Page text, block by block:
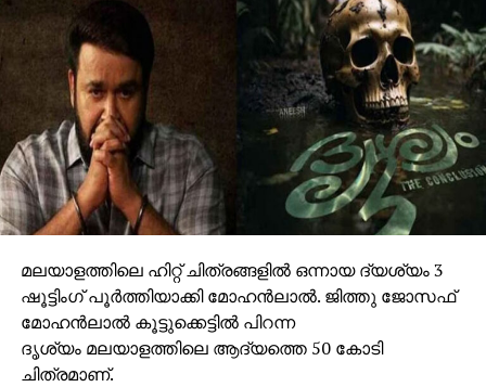
മലയാളത്തിലെ ഹിറ്റ് ചിത്രങ്ങളില്‍ ഒന്നായ ദ്യശ്യം 3
ഷൂട്ടിംഗ് പൂര്‍ത്തിയാക്കി മോഹന്‍ലാല്‍. ജിത്തു ജോസഫ്
മോഹന്‍ലാല്‍ കൂട്ടുക്കെട്ടില്‍ പിറന്ന
ദൃശ്യം മലയാളത്തിലെ ആദ്യത്തെ 50 കോടി
ചിത്രമാണ്.